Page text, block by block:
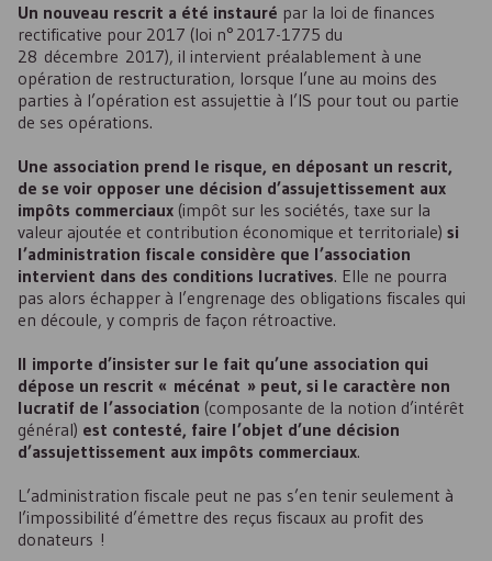
Un nouveau rescrit a été instauré par la loi de finances
rectificative pour 2017 (loi n° 2017-1775 du
28 décembre 2017), il intervient préalablement à une
opération de restructuration, lorsque l’une au moins des
parties à l’opération est assujettie à l’IS pour tout ou partie
de ses opérations.
Une association prend le risque, en déposant un rescrit,
de se voir opposer une décision d’assujettissement aux
impôts commerciaux (impôt sur les sociétés, taxe sur la
valeur ajoutée et contribution économique et territoriale) si
l’administration fiscale considère que l’association
intervient dans des conditions lucratives. Elle ne pourra
pas alors échapper à l’engrenage des obligations fiscales qui
en découle, y compris de façon rétroactive.
Il importe d’insister sur le fait qu’une association qui
dépose un rescrit « mécénat » peut, si le caractère non
lucratif de l’association (composante de la notion d’intérêt
général) est contesté, faire l’objet d’une décision
d’assujettissement aux impôts commerciaux.
L’administration fiscale peut ne pas s’en tenir seulement à
l’impossibilité d’émettre des reçus fiscaux au profit des
donateurs !